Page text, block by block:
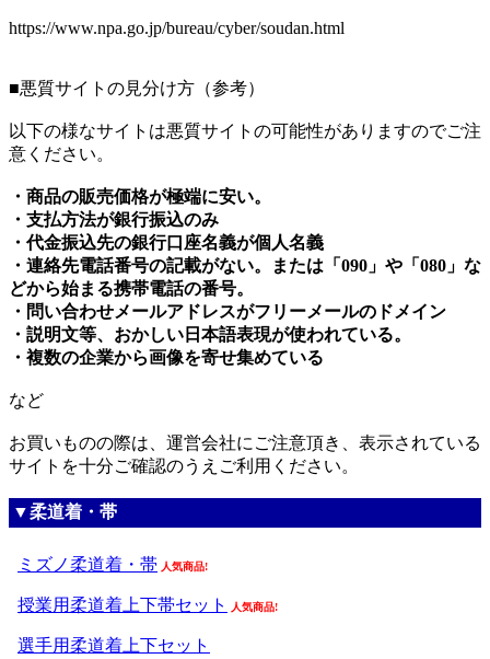
▼柔道着・帯
ミズノ柔道着・帯 人気商品!
授業用柔道着上下帯セット 人気商品!
選手用柔道着上下セット
https://www.npa.go.jp/bureau/cyber/soudan.html
■悪質サイトの見分け方（参考）
以下の様なサイトは悪質サイトの可能性がありますのでご注
意ください。
・商品の販売価格が極端に安い。
・支払方法が銀行振込のみ
・代金振込先の銀行口座名義が個人名義
・連絡先電話番号の記載がない。または「090」や「080」な
どから始まる携帯電話の番号。
・問い合わせメールアドレスがフリーメールのドメイン
・説明文等、おかしい日本語表現が使われている。
・複数の企業から画像を寄せ集めている
など
お買いものの際は、運営会社にご注意頂き、表示されている
サイトを十分ご確認のうえご利用ください。